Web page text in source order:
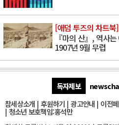
[애덤 투즈의 차트북]
『마의 산』, 역사
1907년 9월 무렵
독자제보
참세상소개 | 후원하기 |광고안내 | 이전
| 청소년 보호책임:홍석만